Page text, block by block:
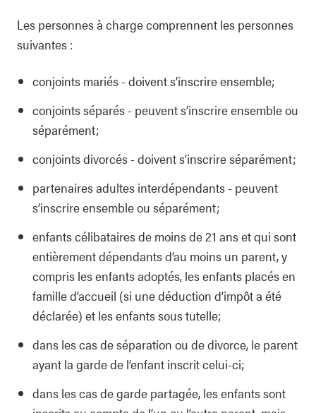
Les personnes à charge comprennent les personnes
suivantes :
conjoints mariés - doivent s’inscrire ensemble;
conjoints séparés - peuvent s’inscrire ensemble ou
séparément;
conjoints divorcés - doivent s’inscrire séparément;
partenaires adultes interdépendants - peuvent
s’inscrire ensemble ou séparément;
enfants célibataires de moins de 21 ans et qui sont
entièrement dépendants d’au moins un parent, y
compris les enfants adoptés, les enfants placés en
famille d’accueil (si une déduction d’impôt a été
déclarée) et les enfants sous tutelle;
dans les cas de séparation ou de divorce, le parent
ayant la garde de l’enfant inscrit celui-ci;
dans les cas de garde partagée, les enfants sont